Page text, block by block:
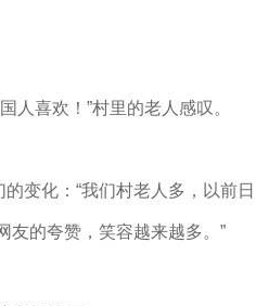
人喜欢！”村里的老人感叹。
变化：“我们村老人多，以前日
友的夸赞，笑容越来越多。”